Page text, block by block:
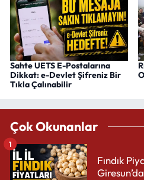
Sahte UETS E-Postalarına
Dikkat: e-Devlet Şifreniz Bir
Tıkla Çalınabilir
Çok Okunanlar
Fındık
1